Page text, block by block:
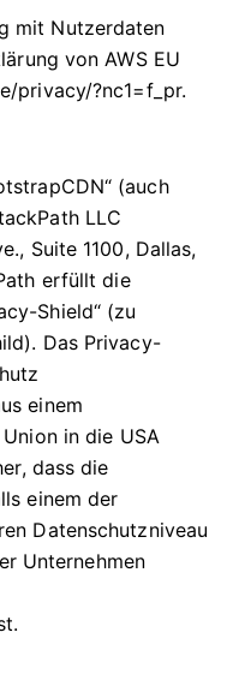
mit Nutzerdaten
von AWS EU
privacy/?nc1=f_pr.
(auch
LLC
Suite 1100, Dallas,
erfüllt die
Shield“ (zu
Das Privacy-
einem
in die USA
dass die
einem der
Datenschutzniveau
Unternehmen